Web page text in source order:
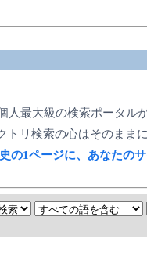
人最大級の検索ポータル
トリ検索の心はそのまま
の1ページに、あなたの